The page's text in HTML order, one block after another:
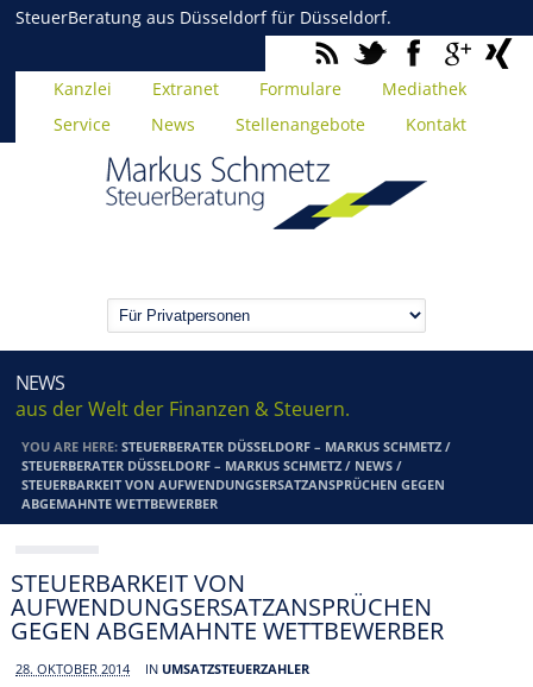
SteuerBeratung aus Düsseldorf für Düsseldorf.
Kanzlei Extranet Formulare
Mediathek
Service
News Stellenangebote Kontakt
NEWS
aus der Welt der Finanzen & Steuern.
YOU ARE HERE:STEUERBERATER DÜSSELDORF – MARKUS SCHMETZ /
STEUERBERATER DÜSSELDORF – MARKUS SCHMETZ / NEWS /
STEUERBARKEIT VON AUFWENDUNGSERSATZANSPRÜCHEN GEGEN
ABGEMAHNTE WETTBEWERBER
STEUERBARKEIT VON
AUFWENDUNGSERSATZANSPRÜCHEN
GEGEN ABGEMAHNTE WETTBEWERBER
28. OKTOBER 2014 IN UMSATZSTEUERZAHLER